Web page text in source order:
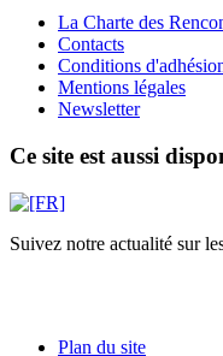
La Charte des
Contacts
Conditions
Mentions légales
Newsletter
Ce site est aussi
Suivez notre actualité sur
Plan du site